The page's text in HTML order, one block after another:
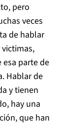
pero
veces
de hablar
parte de
Hablar de
y tienen
hay una
que han